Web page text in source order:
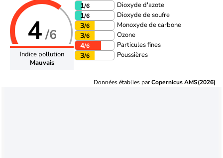
4/6
Indice pollution
Mauvais
1/6 Dioxyde d'azote
1/6 Dioxyde de soufre
3/6 Monoxyde de carbone
3/6 Ozone
4/6 Particules fines
3/6 Poussières
Données établies parCopernicus AMS(2026)